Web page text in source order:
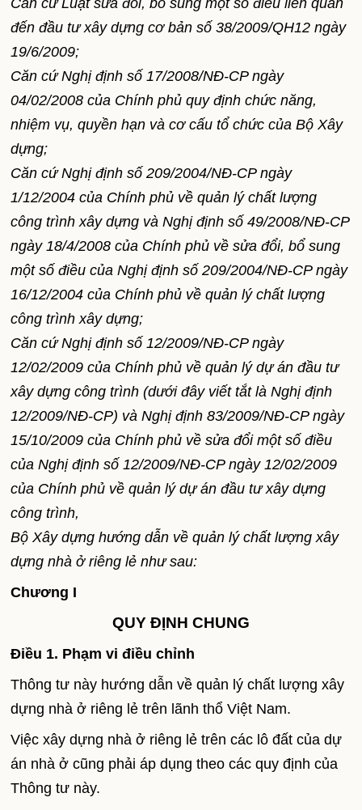
Căn cứ Luật sửa đổi, bổ sung một số điều liên quan
đến đầu tư xây dựng cơ bản số 38/2009/QH12 ngày
19/6/2009;
Căn cứ Nghị định số 17/2008/NĐ-CP ngày
04/02/2008 của Chính phủ quy định chức năng,
nhiệm vụ, quyền hạn và cơ cấu tổ chức của Bộ Xây
dựng;
Căn cứ Nghị định số 209/2004/NĐ-CP ngày
1/12/2004 của Chính phủ về quản lý chất lượng
công trình xây dựng và Nghị định số 49/2008/NĐ-CP
ngày 18/4/2008 của Chính phủ về sửa đổi, bổ sung
một số điều của Nghị định số 209/2004/NĐ-CP ngày
16/12/2004 của Chính phủ về quản lý chất lượng
công trình xây dựng;
Căn cứ Nghị định số 12/2009/NĐ-CP ngày
12/02/2009 của Chính phủ về quản lý dự án đầu tư
xây dựng công trình (dưới đây viết tắt là Nghị định
12/2009/NĐ-CP) và Nghị định 83/2009/NĐ-CP ngày
15/10/2009 của Chính phủ về sửa đổi một số điều
của Nghị định số 12/2009/NĐ-CP ngày 12/02/2009
của Chính phủ về quản lý dự án đầu tư xây dựng
công trình,
Bộ Xây dựng hướng dẫn về quản lý chất lượng xây
dựng nhà ở riêng lẻ như sau:
Chương I
QUY ĐỊNH CHUNG
Điều 1. Phạm vi điều chỉnh
Thông tư này hướng dẫn về quản lý chất lượng xây
dựng nhà ở riêng lẻ trên lãnh thổ Việt Nam.
Việc xây dựng nhà ở riêng lẻ trên các lô đất của dự
án nhà ở cũng phải áp dụng theo các quy định của
Thông tư này.